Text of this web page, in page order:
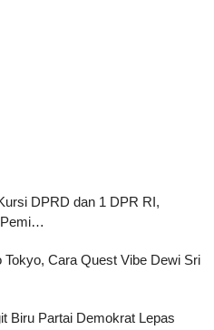
DPRD dan 1 DPR RI,
Pemi…
Tokyo, Cara Quest Vibe Dewi Sri
Biru Partai Demokrat Lepas